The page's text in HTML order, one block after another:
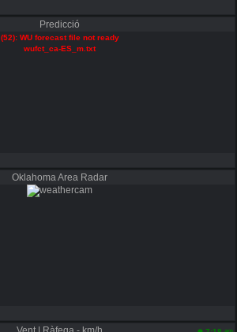
Predicció
(52): WU forecast file not ready
wufct_ca-ES_m.txt
Oklahoma Area Radar
am